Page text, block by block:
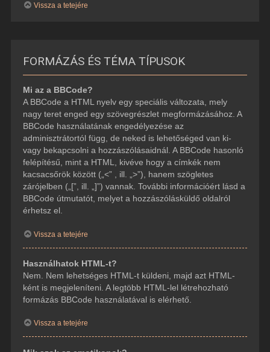
Vissza a tetejére
FORMÁZÁS ÉS TÉMA TÍPUSOK
Mi az a BBCode?
A BBCode a HTML nyelv egy speciális változata, mely
nagy teret enged egy szövegrészlet megformázásához. A
BBCode használatának engedélyezése az
adminisztrátortól függ, de neked is lehetőséged van ki-
vagy bekapcsolni a hozzászólásaidnál. A BBCode hasonló
felépítésű, mint a HTML, kivéve hogy a címkék nem
kacsacsőrök között („<” , ill. „>”), hanem szögletes
zárójelben („[”, ill. „]”) vannak. További információért lásd a
BBCode útmutatót, melyet a hozzászólásküldő oldalról
érhetsz el.
Vissza a tetejére
Használhatok HTML-t?
Nem. Nem lehetséges HTML-t küldeni, majd azt HTML-
ként is megjeleníteni. A legtöbb HTML-lel létrehozható
formázás BBCode használatával is elérhető.
Vissza a tetejére